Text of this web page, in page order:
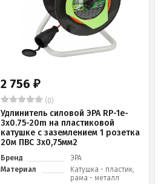
2 756 ₽
(0)
Удлинитель силовой ЭРА RP-1e-
3х0.75-20m на пластиковой
катушке c заземлением 1 розетка
20м ПВС 3х0,75мм2
Бренд
ЭРА
Материал
Катушка - пластик,
рама - металл